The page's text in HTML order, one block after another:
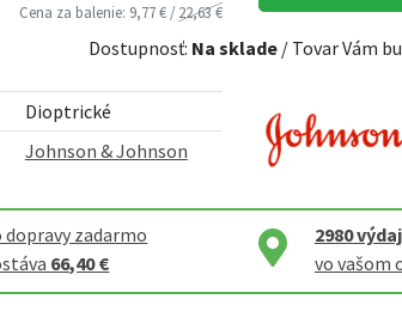
Cena za balenie: 9,77 € /22,63 €
Dostupnosť: Na sklade / Tovar Vám
Dioptrické
Johnson & Johnson
dopravy zadarmo
66,40 €
2980
vo vašom